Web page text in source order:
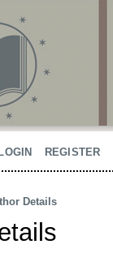
LOGIN REGISTER
Details